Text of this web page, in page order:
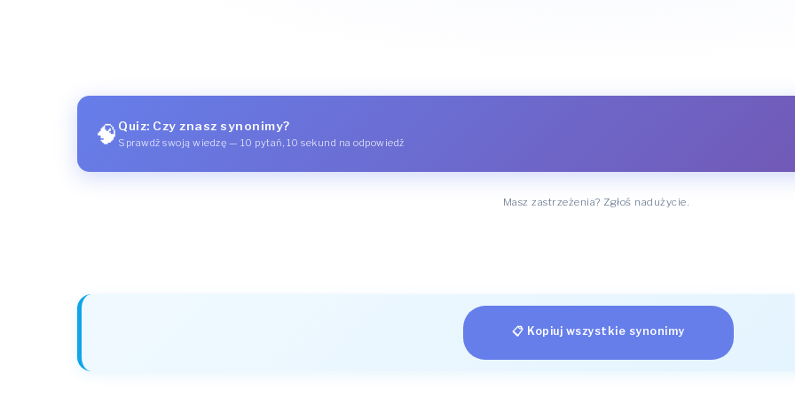
🧠 Quiz: Czy znasz synonimy?
Sprawdź swoją wiedzę — 10 pytań, 10 sekund na odpowiedź
Masz zastrzeżenia? Zgłoś nadużycie.
📋 Kopiuj wszystkie synonimy